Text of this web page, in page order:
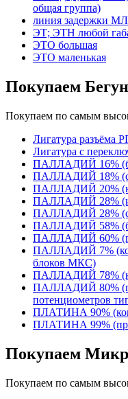
общая группа)
линия задержки
ЭТ; ЭТН любой
ЭТО большая
ЭТО маленькая
Покупаем
Покупаем по самым
Лигатура разъёма
Лигатура с
ПАЛЛАДИЙ 16%
ПАЛЛАДИЙ 18%
ПАЛЛАДИЙ 20%
ПАЛЛАДИЙ 28%
ПАЛЛАДИЙ 28%
ПАЛЛАДИЙ 58%
ПАЛЛАДИЙ 60%
ПАЛЛАДИЙ 7%
блоков МКС)
ПАЛЛАДИЙ 78%
ПАЛЛАДИЙ 80%
потенциометров
ПЛАТИНА 90%
ПЛАТИНА 99%
Покупаем
Покупаем по самым